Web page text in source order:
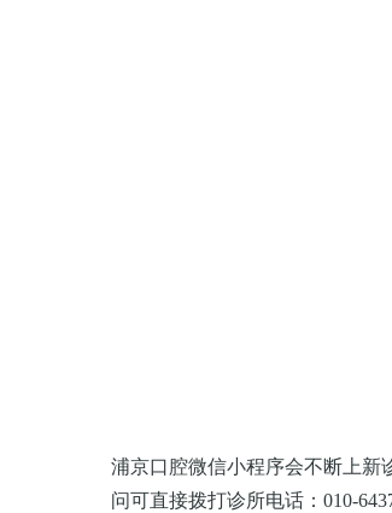
浦京口腔微信小程序会不断上新
问可直接拨打诊所电话：010-